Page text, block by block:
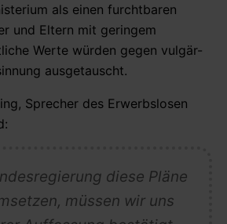
als einen furchtbaren
und Eltern mit geringem
Werte würden gegen vulgär-
ausgetauscht.
Sprecher des Erwerbslosen
diese Pläne
müssen wir uns